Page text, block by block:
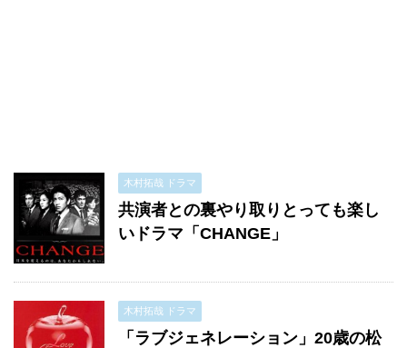
木村拓哉 ドラマ
共演者との裏やり取りとっても楽し
いドラマ「CHANGE」
木村拓哉 ドラマ
「ラブジェネレーション」20歳の松